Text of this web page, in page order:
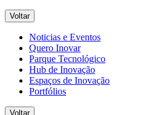
Voltar
Noticias e Eventos
Quero Inovar
Parque Tecnológico
Hub de Inovação
Espaços de Inovação
Portfólios
Voltar